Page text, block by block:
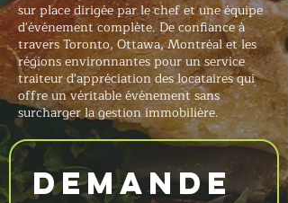
sur place dirigée par le chef et une équipe
d'événement complète. De confiance à
travers Toronto, Ottawa, Montréal et les
régions environnantes pour un service
traiteur d'appréciation des locataires qui
offre un véritable événement sans
surcharger la gestion immobilière.
Demande